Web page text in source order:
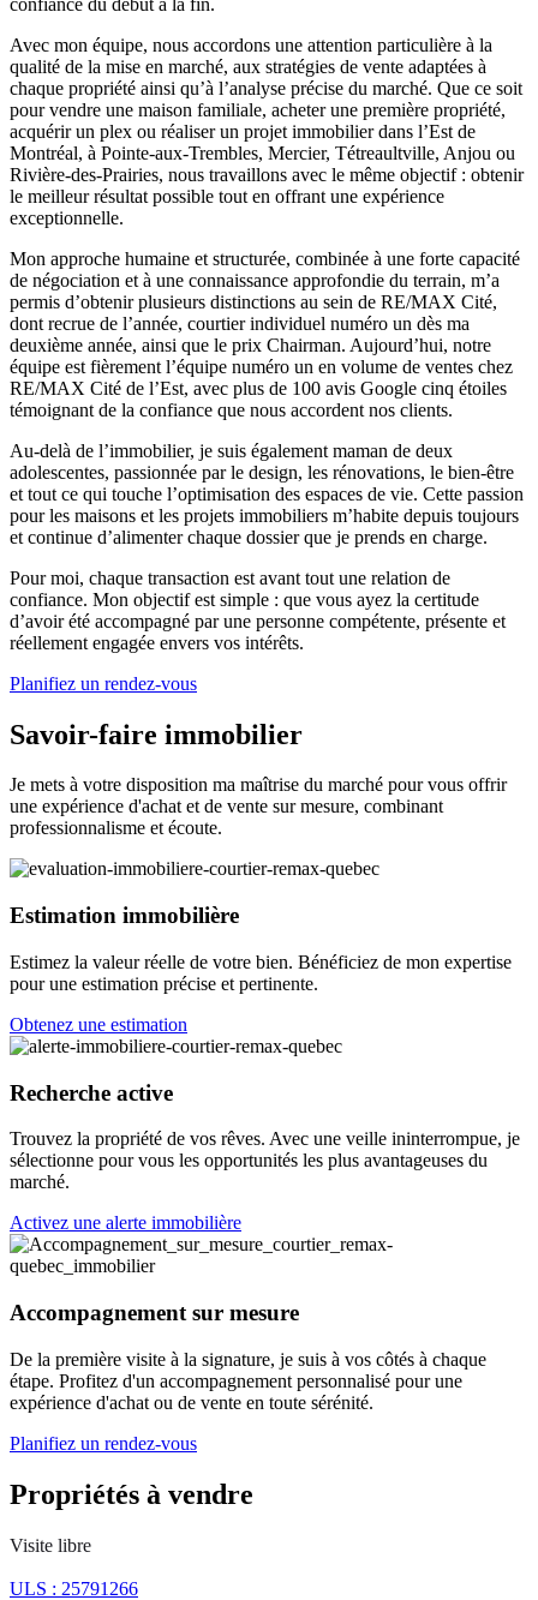
Avec mon équipe, nous accordons une attention particulière à la
qualité de la mise en marché, aux stratégies de vente adaptées à
chaque propriété ainsi qu’à l’analyse précise du marché. Que ce soit
pour vendre une maison familiale, acheter une première propriété,
acquérir un plex ou réaliser un projet immobilier dans l’Est de
Montréal, à Pointe-aux-Trembles, Mercier, Tétreaultville, Anjou ou
Rivière-des-Prairies, nous travaillons avec le même objectif : obtenir
le meilleur résultat possible tout en offrant une expérience
exceptionnelle.
Mon approche humaine et structurée, combinée à une forte capacité
de négociation et à une connaissance approfondie du terrain, m’a
permis d’obtenir plusieurs distinctions au sein de RE/MAX Cité,
dont recrue de l’année, courtier individuel numéro un dès ma
deuxième année, ainsi que le prix Chairman. Aujourd’hui, notre
équipe est fièrement l’équipe numéro un en volume de ventes chez
RE/MAX Cité de l’Est, avec plus de 100 avis Google cinq étoiles
témoignant de la confiance que nous accordent nos clients.
Au-delà de l’immobilier, je suis également maman de deux
adolescentes, passionnée par le design, les rénovations, le bien-être
et tout ce qui touche l’optimisation des espaces de vie. Cette passion
pour les maisons et les projets immobiliers m’habite depuis toujours
et continue d’alimenter chaque dossier que je prends en charge.
Pour moi, chaque transaction est avant tout une relation de
confiance. Mon objectif est simple : que vous ayez la certitude
d’avoir été accompagné par une personne compétente, présente et
réellement engagée envers vos intérêts.
Planifiez un rendez-vous
Savoir-faire immobilier
Je mets à votre disposition ma maîtrise du marché pour vous offrir
une expérience d'achat et de vente sur mesure, combinant
professionnalisme et écoute.
Estimation immobilière
Estimez la valeur réelle de votre bien. Bénéficiez de mon expertise
pour une estimation précise et pertinente.
Obtenez une estimation
Recherche active
Trouvez la propriété de vos rêves. Avec une veille ininterrompue, je
sélectionne pour vous les opportunités les plus avantageuses du
marché.
Activez une alerte immobilière
Accompagnement sur mesure
De la première visite à la signature, je suis à vos côtés à chaque
étape. Profitez d'un accompagnement personnalisé pour une
expérience d'achat ou de vente en toute sérénité.
Planifiez un rendez-vous
Propriétés à vendre
Visite libre
ULS : 25791266